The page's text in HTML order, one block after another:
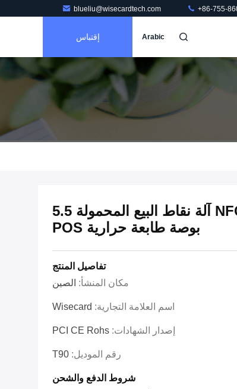
blueliu@wisecardtech.com +86-755-
Arabic إقتباس
NFC 13.56MHz MTK MT8735 آلة نقاط البيع المحمولة 5.5
بوصة طابعة حرارية POS
تفاصيل المنتج
مكان المنشأ: الصين
اسم العلامة التجارية: Wisecard
إصدار الشهادات: PCI CE Rohs
رقم الموديل: T90
شروط الدفع والشحن